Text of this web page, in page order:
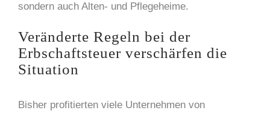
sondern auch Alten- und Pflegeheime.
Veränderte Regeln bei der
Erbschaftsteuer verschärfen die
Situation
Bisher profitierten viele Unternehmen von